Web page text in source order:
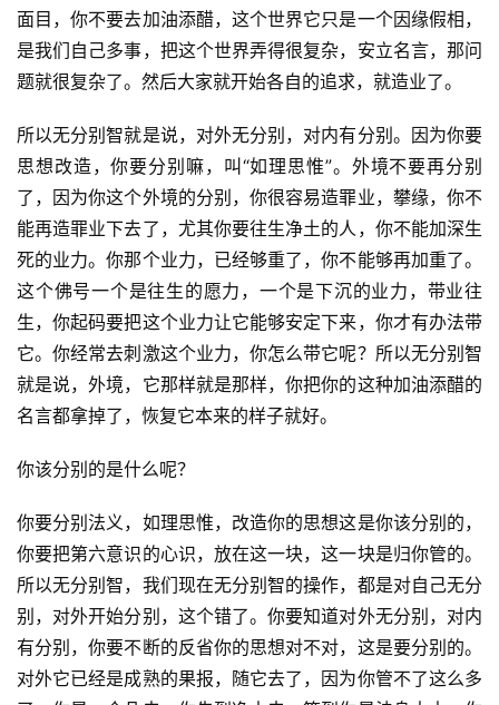
资
讯
八
点
僧
音
高
僧
访
谈
心
面目，你不要去加油添醋，这个世界它只是一个因缘假相，
是我们自己多事，把这个世界弄得很复杂，安立名言，那问
题就很复杂了。然后大家就开始各自的追求，就造业了。
所以无分别智就是说，对外无分别，对内有分别。因为你要
思想改造，你要分别嘛，叫“如理思惟”。外境不要再分别
了，因为你这个外境的分别，你很容易造罪业，攀缘，你不
能再造罪业下去了，尤其你要往生净土的人，你不能加深生
死的业力。你那个业力，已经够重了，你不能够再加重了。
这个佛号一个是往生的愿力，一个是下沉的业力，带业往
生，你起码要把这个业力让它能够安定下来，你才有办法带
它。你经常去刺激这个业力，你怎么带它呢？所以无分别智
就是说，外境，它那样就是那样，你把你的这种加油添醋的
名言都拿掉了，恢复它本来的样子就好。
你该分别的是什么呢？
你要分别法义，如理思惟，改造你的思想这是你该分别的，
你要把第六意识的心识，放在这一块，这一块是归你管的。
所以无分别智，我们现在无分别智的操作，都是对自己无分
别，对外开始分别，这个错了。你要知道对外无分别，对内
有分别，你要不断的反省你的思想对不对，这是要分别的。
对外它已经是成熟的果报，随它去了，因为你管不了这么多